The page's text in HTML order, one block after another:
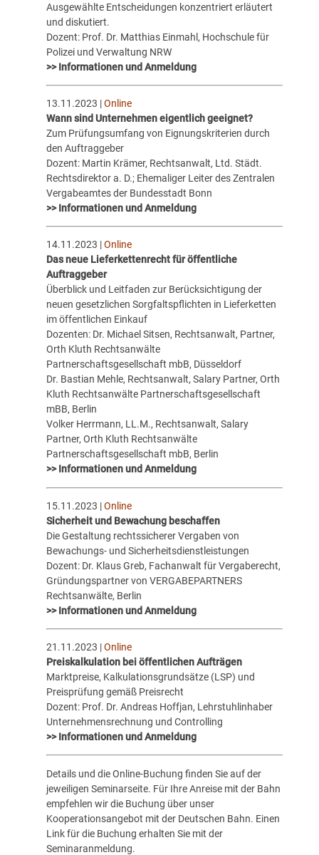
Ausgewählte Entscheidungen konzentriert erläutert
und diskutiert.
Dozent: Prof. Dr. Matthias Einmahl, Hochschule für
Polizei und Verwaltung NRW
>> Informationen und Anmeldung
13.11.2023 |Online
Wann sind Unternehmen eigentlich geeignet?
Zum Prüfungsumfang von Eignungskriterien durch
den Auftraggeber
Dozent: Martin Krämer, Rechtsanwalt, Ltd. Städt.
Rechtsdirektor a. D.; Ehemaliger Leiter des Zentralen
Vergabeamtes der Bundesstadt Bonn
>> Informationen und Anmeldung
14.11.2023 |Online
Das neue Lieferkettenrecht für öffentliche
Auftraggeber
Überblick und Leitfaden zur Berücksichtigung der
neuen gesetzlichen Sorgfaltspflichten in Lieferketten
im öffentlichen Einkauf
Dozenten: Dr. Michael Sitsen, Rechtsanwalt, Partner,
Orth Kluth Rechtsanwälte
Partnerschaftsgesellschaft mbB, Düsseldorf
Dr. Bastian Mehle, Rechtsanwalt, Salary Partner, Orth
Kluth Rechtsanwälte Partnerschaftsgesellschaft
mBB, Berlin
Volker Herrmann, LL.M., Rechtsanwalt, Salary
Partner, Orth Kluth Rechtsanwälte
Partnerschaftsgesellschaft mbB, Berlin
>> Informationen und Anmeldung
15.11.2023 |Online
Sicherheit und Bewachung beschaffen
Die Gestaltung rechtssicherer Vergaben von
Bewachungs- und Sicherheitsdienstleistungen
Dozent: Dr. Klaus Greb, Fachanwalt für Vergaberecht,
Gründungspartner von VERGABEPARTNERS
Rechtsanwälte, Berlin
>> Informationen und Anmeldung
21.11.2023 |Online
Preiskalkulation bei öffentlichen Aufträgen
Marktpreise, Kalkulationsgrundsätze (LSP) und
Preisprüfung gemäß Preisrecht
Dozent: Prof. Dr. Andreas Hoffjan, Lehrstuhlinhaber
Unternehmensrechnung und Controlling
>> Informationen und Anmeldung
Details und die Online-Buchung finden Sie auf der
jeweiligen Seminarseite. Für Ihre Anreise mit der Bahn
empfehlen wir die Buchung über unser
Kooperationsangebot mit der Deutschen Bahn. Einen
Link für die Buchung erhalten Sie mit der
Seminaranmeldung.